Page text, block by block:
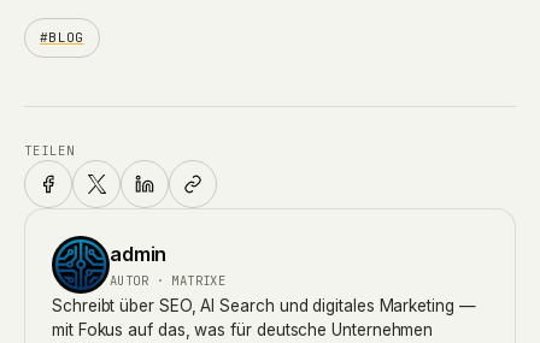
#BLOG
TEILEN
admin
AUTOR · MATRIXE
Schreibt über SEO, AI Search und digitales Marketing —
mit Fokus auf das, was für deutsche Unternehmen